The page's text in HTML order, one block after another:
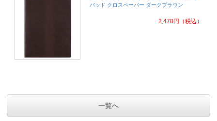
パッド クロスペーパー ダークブラウン
2,470円 （税込）
一覧へ